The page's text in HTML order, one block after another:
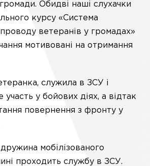
Обидві наші слухачки
курсу «Система
ветеранів у громадах»
мотивовані на отримання
служила в ЗСУ і
участь у бойових діях, а відтак
повернення з фронту у
дружина мобілізованого
проходить службу в ЗСУ.